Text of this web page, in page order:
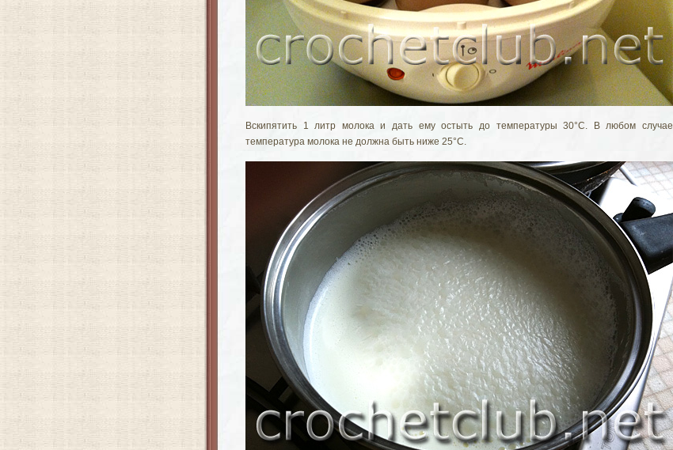
Вскипятить 1 литр молока и дать ему остыть до температуры 30°С. В любом случае
температура молока не должна быть ниже 25°С.